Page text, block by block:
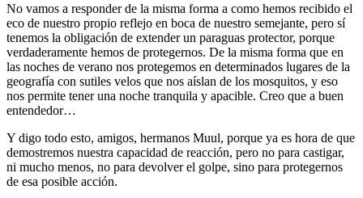
No vamos a responder de la misma forma a como hemos recibido el
eco de nuestro propio reflejo en boca de nuestro semejante, pero sí
tenemos la obligación de extender un paraguas protector, porque
verdaderamente hemos de protegernos. De la misma forma que en
las noches de verano nos protegemos en determinados lugares de la
geografía con sutiles velos que nos aíslan de los mosquitos, y eso
nos permite tener una noche tranquila y apacible. Creo que a buen
entendedor…
Y digo todo esto, amigos, hermanos Muul, porque ya es hora de que
demostremos nuestra capacidad de reacción, pero no para castigar,
ni mucho menos, no para devolver el golpe, sino para protegernos
de esa posible acción.